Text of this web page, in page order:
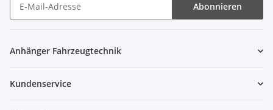
Abonnieren
Anhänger Fahrzeugtechnik
Kundenservice